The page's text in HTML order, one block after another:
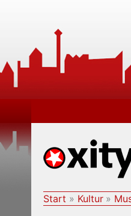
Start Kultur